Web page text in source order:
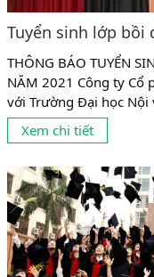
Tuyển sinh lớp bồi
THÔNG BÁO TUYỂN
NĂM 2021 Công ty Cổ
với Trường Đại học Nội
Trường cán bộ quản lý
chiêu sinh Lớp Bồi
Xem chi tiết